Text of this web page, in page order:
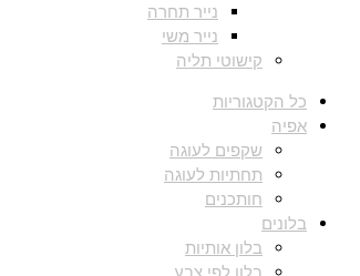
נייר תחרה
נייר משי
קישוטי תליה
כל הקטגוריות
אפיה
שקפים לעוגה
תחתיות לעוגה
חותכנים
בלונים
בלון אותיות